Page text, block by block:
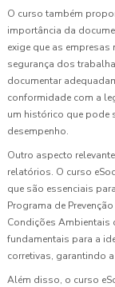
O curso também
importância da
exige que as
segurança dos
documentar
conformidade com a
um histórico que pode
desempenho.
Outro aspecto
relatórios. O curso
que são essenciais
Programa de
Condições Ambientais
fundamentais para a
corretivas, garantindo
Além disso, o curso